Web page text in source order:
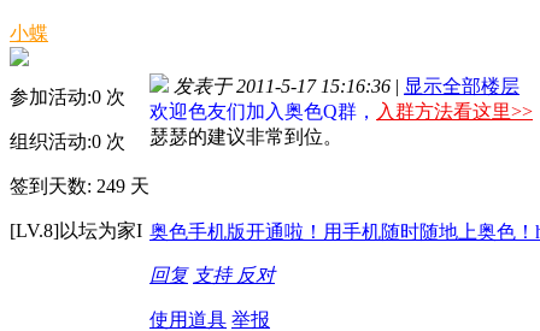
小蝶
参加活动:0 次
组织活动:0 次
签到天数: 249 天
[LV.8]以坛为家I
发表于 2011-5-17 15:16:36 | 显示全部楼层
欢迎色友们加入奥色Q群， 入群方法看这里>>
瑟瑟的建议非常到位。
奥色手机版开通啦！用手机随时随地上奥色！
回复 支持 反对
使用道具 举报